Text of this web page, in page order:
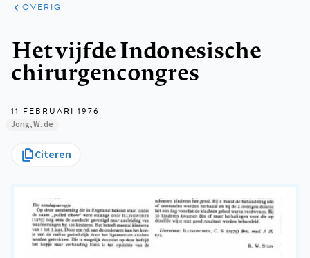
OVERIG
Het vijfde Indonesische
chirurgencongres
11 FEBRUARI 1976
Jong, W. de
Citeren